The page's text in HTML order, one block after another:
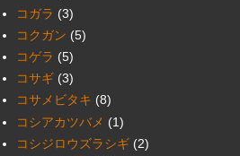
コガラ (3)
コクガン (5)
コゲラ (5)
コサギ (3)
コサメビタキ (8)
コシアカツバメ (1)
コシジロウズラシギ (2)